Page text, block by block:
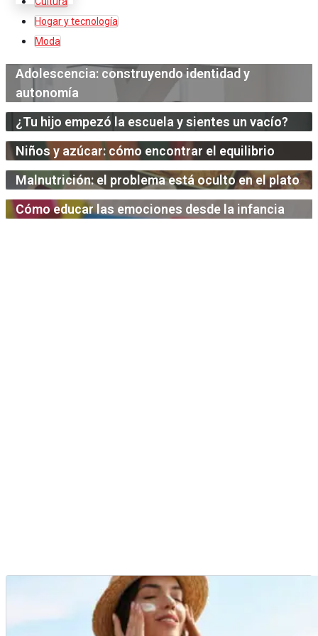
Hogar y tecnología
Moda
Adolescencia: construyendo identidad y
autonomía
¿Tu hijo empezó la escuela y sientes un vacío?
Niños y azúcar: cómo encontrar el equilibrio
Malnutrición: el problema está oculto en el plato
Cómo educar las emociones desde la infancia